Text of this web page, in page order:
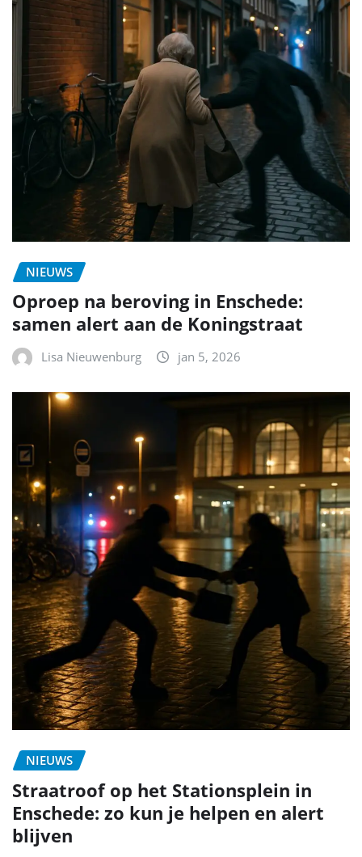
NIEUWS
Oproep na beroving in Enschede:
samen alert aan de Koningstraat
Lisa Nieuwenburg jan 5, 2026
NIEUWS
Straatroof op het Stationsplein in
Enschede: zo kun je helpen en alert
blijven